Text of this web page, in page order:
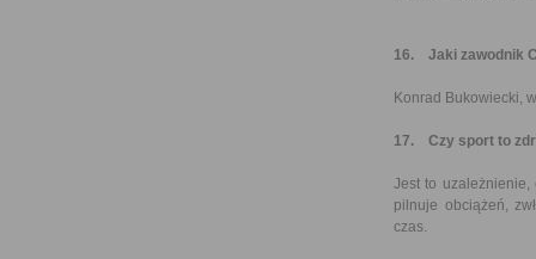
16. Jaki zawodnik
Konrad Bukowiecki,
17. Czy sport to
Jest to uzależnienie,
pilnuje obciążeń,
czas.